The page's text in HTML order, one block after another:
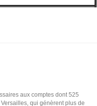
aux comptes dont 525
qui génèrent plus de